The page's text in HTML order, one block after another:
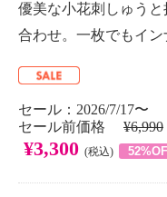
優美な小花刺しゅう
合わせ。一枚でもイン
セール：2026/7/17〜
セール前価格 ¥6,990
¥3,300 (税込)